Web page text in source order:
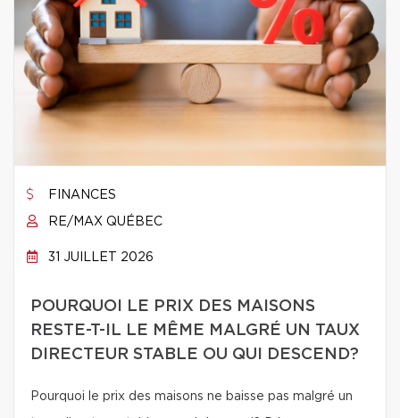
FINANCES
RE/MAX QUÉBEC
31 JUILLET 2026
POURQUOI LE PRIX DES MAISONS
RESTE-T-IL LE MÊME MALGRÉ UN TAUX
DIRECTEUR STABLE OU QUI DESCEND?
Pourquoi le prix des maisons ne baisse pas malgré un